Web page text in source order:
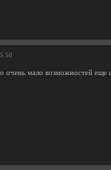
очень мало возможностей еще